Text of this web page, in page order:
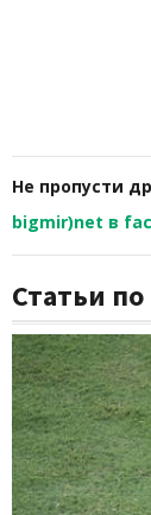
Не пропусти
bigmir)net в
Статьи